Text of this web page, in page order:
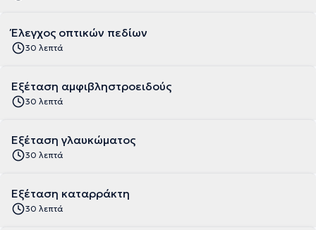
Έλεγχος οπτικών πεδίων
30 λεπτά
Εξέταση αμφιβληστροειδούς
30 λεπτά
Εξέταση γλαυκώματος
30 λεπτά
Εξέταση καταρράκτη
30 λεπτά